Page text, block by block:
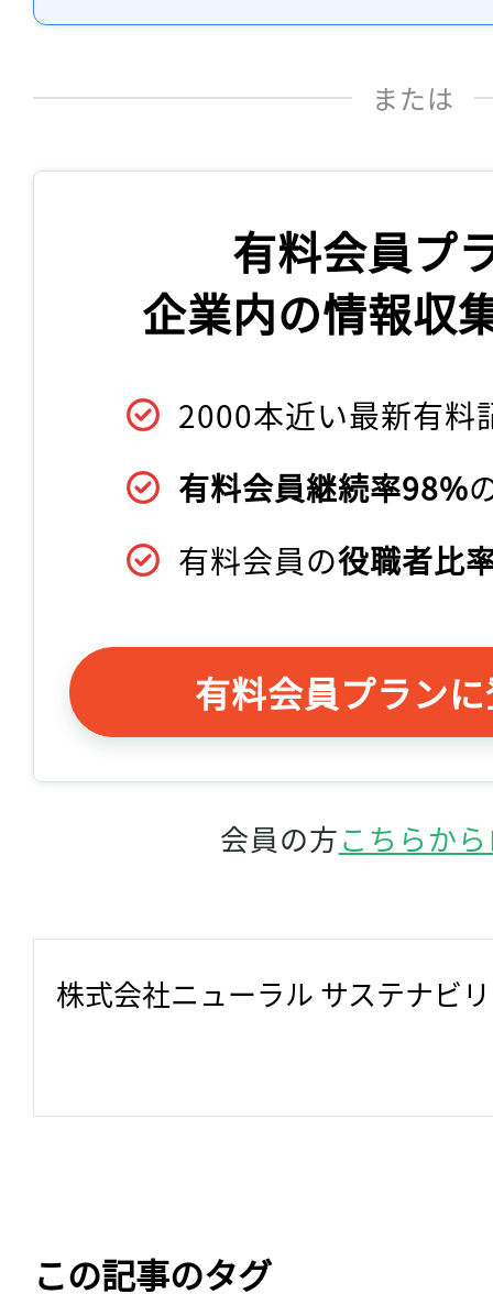
または
有料会員プ
企業内の情報収
2000本近い最新有料
有料会員継続率98%
有料会員の役職者比
有料会員プラン
会員の方こちらか
株式会社ニューラル サステナビ
この記事のタグ